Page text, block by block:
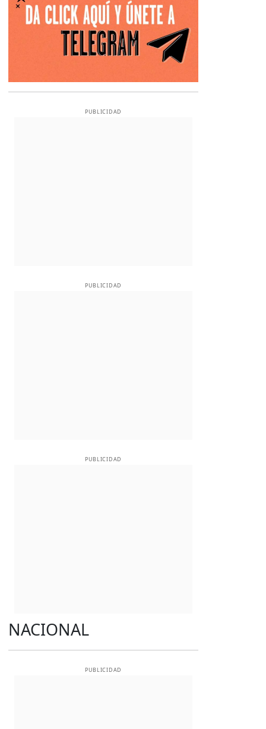
PUBLICIDAD
PUBLICIDAD
PUBLICIDAD
NACIONAL
PUBLICIDAD